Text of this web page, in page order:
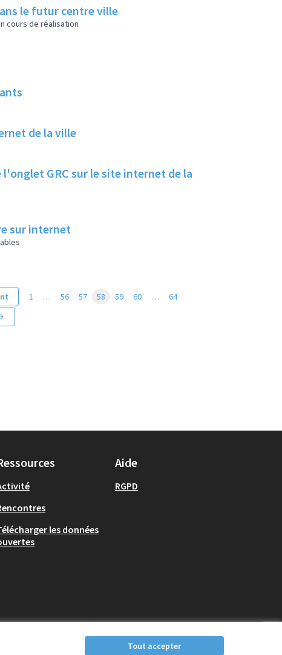
Tout accepter
le futur centre ville
cours de réalisation
de la ville
GRC sur le site internet de la
sur internet
1 … 56 57 58 59 60 …
64
les données
Aide
RGPD